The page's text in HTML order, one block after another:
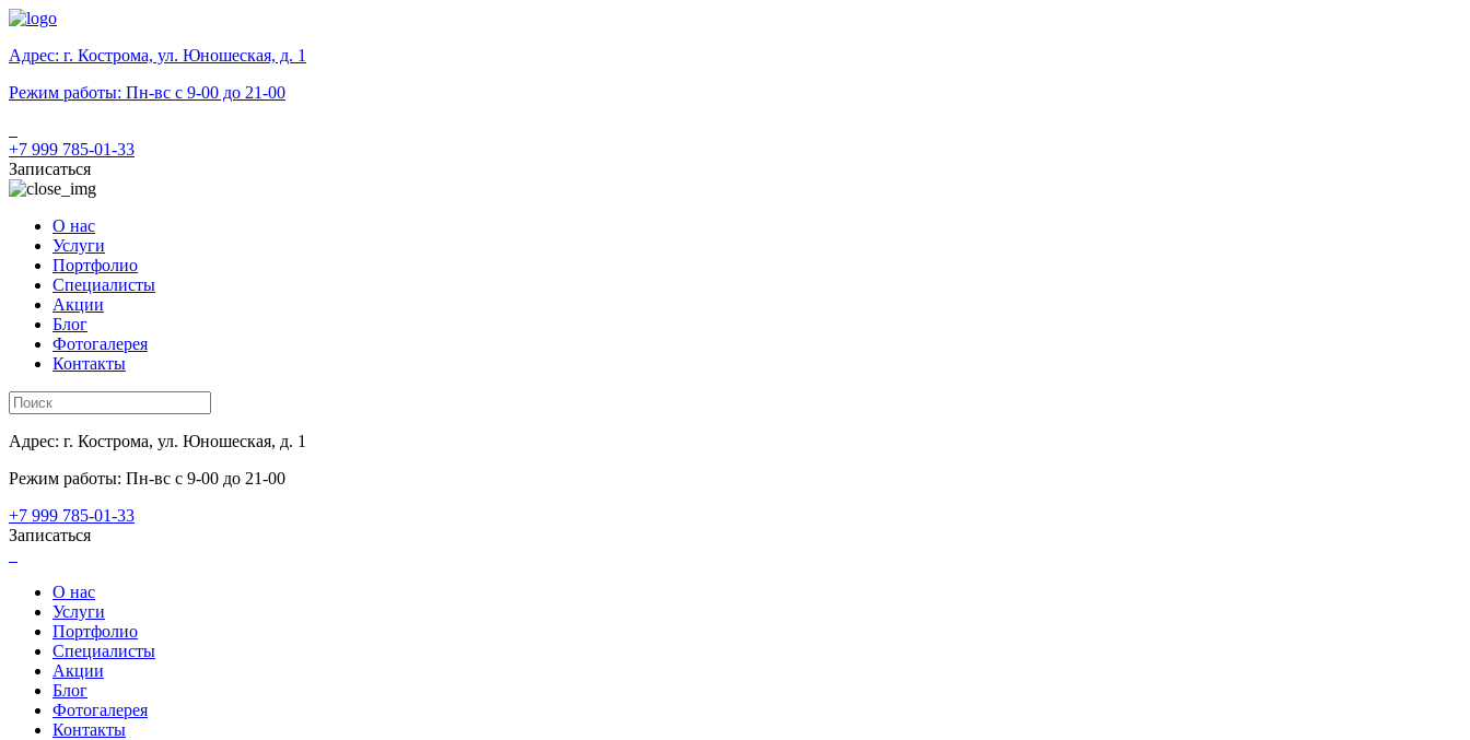
Адрес: г. Кострома, ул. Юношеская, д. 1
Режим работы: Пн-вс с 9-00 до 21-00
+7 999 785-01-33
Записаться
О нас
Услуги
Портфолио
Специалисты
Акции
Блог
Фотогалерея
Контакты
Адрес: г. Кострома, ул. Юношеская, д. 1
Режим работы: Пн-вс с 9-00 до 21-00
+7 999 785-01-33
Записаться
О нас
Услуги
Портфолио
Специалисты
Акции
Блог
Фотогалерея
Контакты